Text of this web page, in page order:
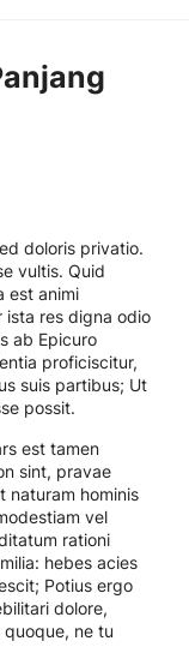
doloris privatio.
vultis. Quid
est animi
ista res digna odio
ab Epicuro
proficiscitur,
suis partibus; Ut
possit.
est tamen
sint, pravae
naturam hominis
vel
rationi
hebes acies
Potius ergo
dolore,
ne tu